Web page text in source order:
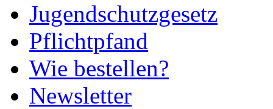
Jugendschutzgesetz
Pflichtpfand
Wie bestellen?
Newsletter